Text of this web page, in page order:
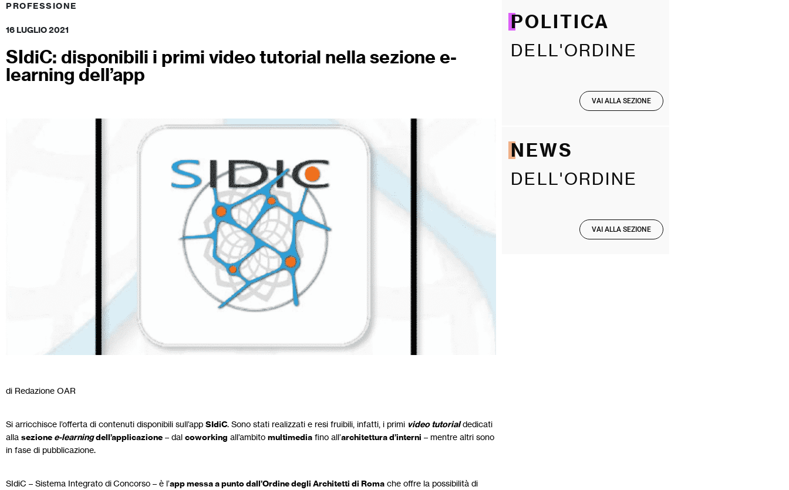
PROFESSIONE
16 LUGLIO 2021
SIdiC: disponibili i primi video tutorial nella sezione e-
learning dell’app
di Redazione OAR
Si arricchisce l’offerta di contenuti disponibili sull’app SIdiC. Sono stati realizzati e resi fruibili, infatti, i primi video tutorialdedicati
alla sezione e-learningdell’applicazione – dal coworking all’ambito multimedia fino all’architettura d’interni – mentre altri sono
in fase di pubblicazione.
SIdiC – Sistema Integrato di Concorso – è l’app messa a punto dall’Ordine degli Architetti di Roma che offre la possibilità di
POLITICA
DELL'ORDINE
VAI ALLA SEZIONE
NEWS
DELL'ORDINE
VAI ALLA SEZIONE